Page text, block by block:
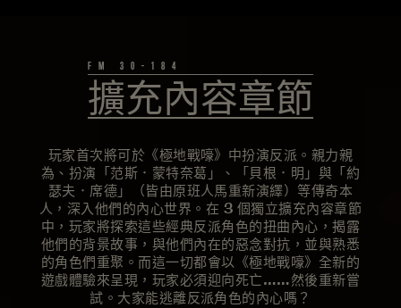
擴充內容章節
玩家首次將可於《極地戰嚎》中扮演反派。親力親
為、扮演「范斯．蒙特奈葛」、「貝根．明」與「約
瑟夫．席德」（皆由原班人馬重新演繹）等傳奇本
人，深入他們的內心世界。在 3 個獨立擴充內容章節
中，玩家將探索這些經典反派角色的扭曲內心，揭露
他們的背景故事，與他們內在的惡念對抗，並與熟悉
的角色們重聚。而這一切都會以《極地戰嚎》全新的
遊戲體驗來呈現，玩家必須迎向死亡……然後重新嘗
試。大家能逃離反派角色的內心嗎？